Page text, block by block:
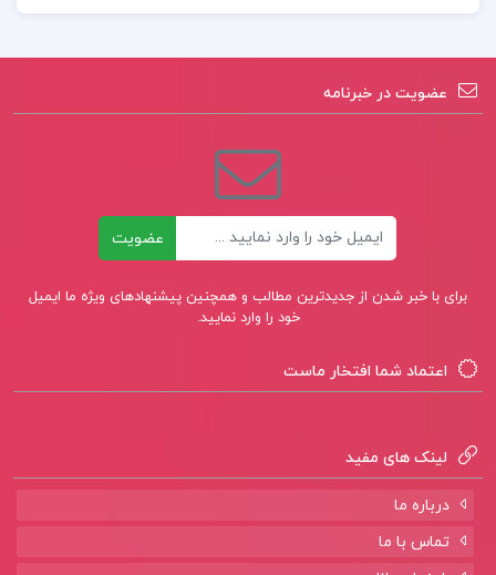
کتاب اصول بیوشیمی لنینجر نلسون جلد اول
کتاب تاریخ تحلیلی اسلام سید جعفر شهیدی
عضویت در خبرنامه
عضویت
برای با خبر شدن از جدیدترین مطالب و همچنین پیشنهادهای ویژه ما ایمیل
خود را وارد نمایید.
اعتماد شما افتخار ماست
لینک های مفید
درباره ما
تماس با ما